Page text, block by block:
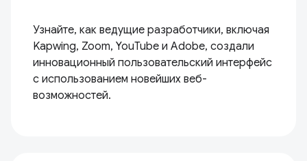
Узнайте, как ведущие разработчики, включая
Kapwing, Zoom, YouTube и Adobe, создали
инновационный пользовательский интерфейс
с использованием новейших веб-
возможностей.